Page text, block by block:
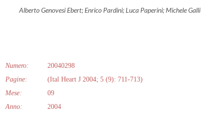
Alberto Genovesi Ebert; Enrico Pardini; Luca Paperini; Michele Galli
Numero:
20040298
Pagine:
(Ital Heart J 2004; 5 (9): 711-713)
Mese:
09
Anno:
2004